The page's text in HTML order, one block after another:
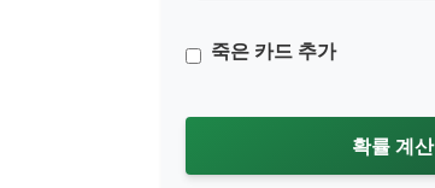
죽은 카드 추가
확률 계산